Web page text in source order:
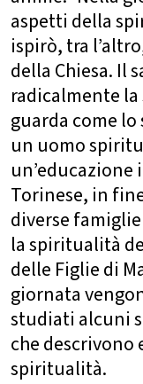
aspetti della
ispirò, tra
della Chiesa. Il
radicalmente
guarda come lo
un uomo
Torinese, in
diverse
la spiritualità
delle Figlie di
giornata
studiati alcuni
che
spiritualità.